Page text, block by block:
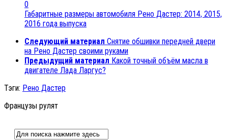
0
Габаритные размеры автомобиля Рено Дастер: 2014, 2015,
2016 года выпуска
Следующий материал Снятие обшивки передней двери
на Рено Дастер своими руками
Предыдущий материал Какой точный объём масла в
двигателе Лада Ларгус?
Тэги: Рено Дастер
Французы рулят